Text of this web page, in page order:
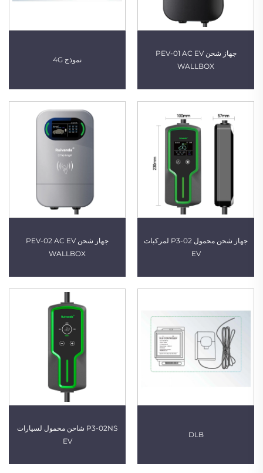
جهاز شحن PEV-01 AC EV
WALLBOX
نموذج 4G
جهاز شحن محمول P3-02 لمركبات
EV
جهاز شحن PEV-02 AC EV
WALLBOX
DLB
P3-02NS شاحن محمول لسيارات
EV